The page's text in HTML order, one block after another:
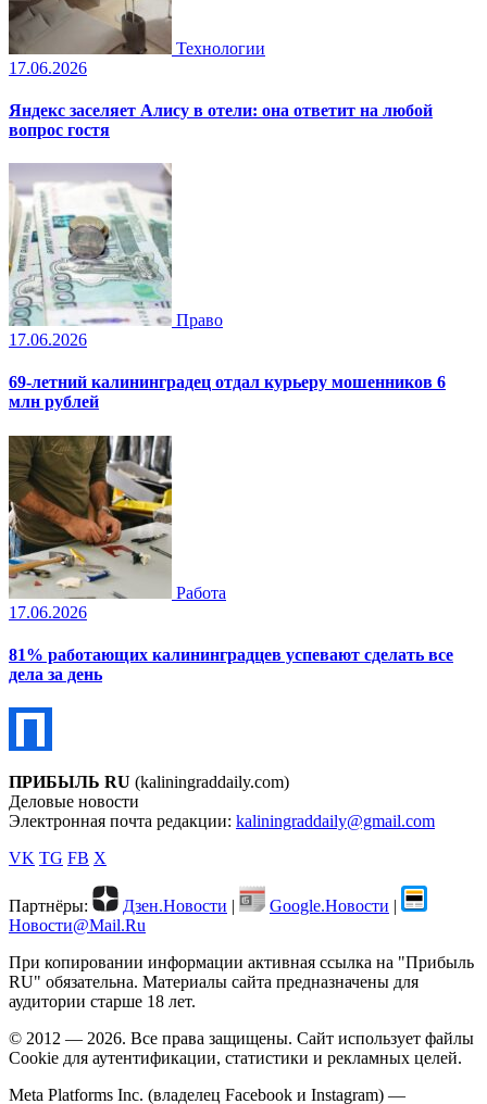
Технологии
17.06.2026
Яндекс заселяет Алису в отели: она ответит на любой
вопрос гостя
Право
17.06.2026
69-летний калининградец отдал курьеру мошенников 6
млн рублей
Работа
17.06.2026
81% работающих калининградцев успевают сделать все
дела за день
ПРИБЫЛЬ RU (kaliningraddaily.com)
Деловые новости
Электронная почта редакции: kaliningraddaily@gmail.com
VK TG FB X
Партнёры: Дзен.Новости | Google.Новости |
Новости@Mail.Ru
При копировании информации активная ссылка на "Прибыль
RU" обязательна. Материалы сайта предназначены для
аудитории старше 18 лет.
© 2012 — 2026. Все права защищены. Сайт использует файлы
Cookie для аутентификации, статистики и рекламных целей.
Meta Platforms Inc. (владелец Facebook и Instagram) —